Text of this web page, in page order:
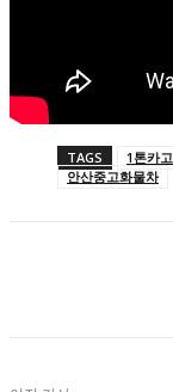
TAGS 1톤카고
안산중고화물차